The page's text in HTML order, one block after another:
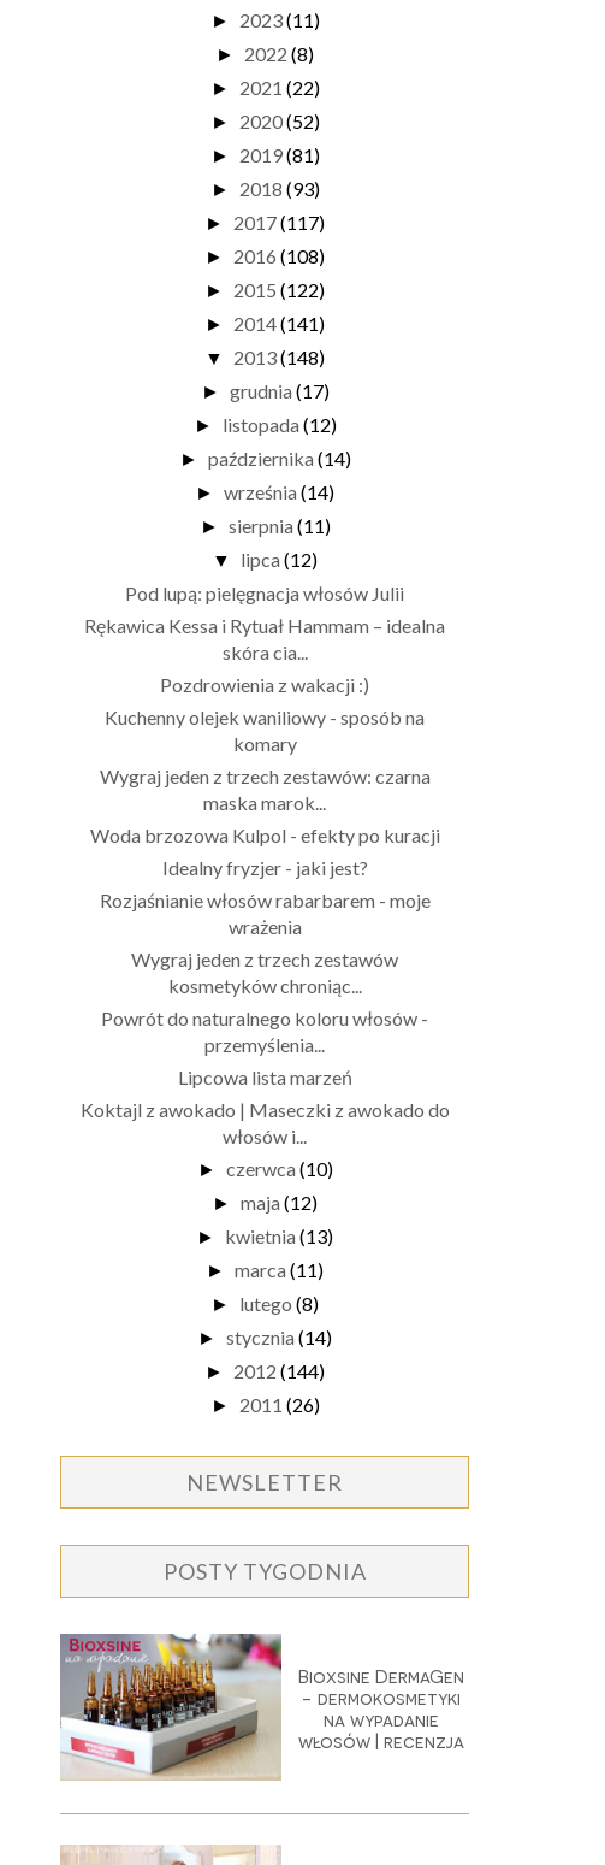
► 2023(11)
► 2022 (8)
► 2021 (22)
► 2020(52)
► 2019(81)
► 2018 (93)
► 2017(117)
► 2016 (108)
► 2015 (122)
► 2014(141)
▼ 2013(148)
► grudnia (17)
► listopada (12)
► października (14)
► września (14)
► sierpnia (11)
▼ lipca (12)
Pod lupą: pielęgnacja włosów Julii
Rękawica Kessa i Rytuał Hammam – idealna
skóra cia...
Pozdrowienia z wakacji :)
Kuchenny olejek waniliowy - sposób na
komary
Wygraj jeden z trzech zestawów: czarna
maska marok...
Woda brzozowa Kulpol - efekty po kuracji
Idealny fryzjer - jaki jest?
Rozjaśnianie włosów rabarbarem - moje
wrażenia
Wygraj jeden z trzech zestawów
kosmetyków chroniąc...
Powrót do naturalnego koloru włosów -
przemyślenia...
Lipcowa lista marzeń
Koktajl z awokado | Maseczki z awokado do
włosów i...
► czerwca (10)
► maja (12)
► kwietnia (13)
► marca (11)
► lutego (8)
► stycznia (14)
► 2012 (144)
► 2011 (26)
NEWSLETTER
POSTY TYGODNIA
Bioxsine DermaGen
- dermokosmetyki
na wypadanie
włosów | recenzja